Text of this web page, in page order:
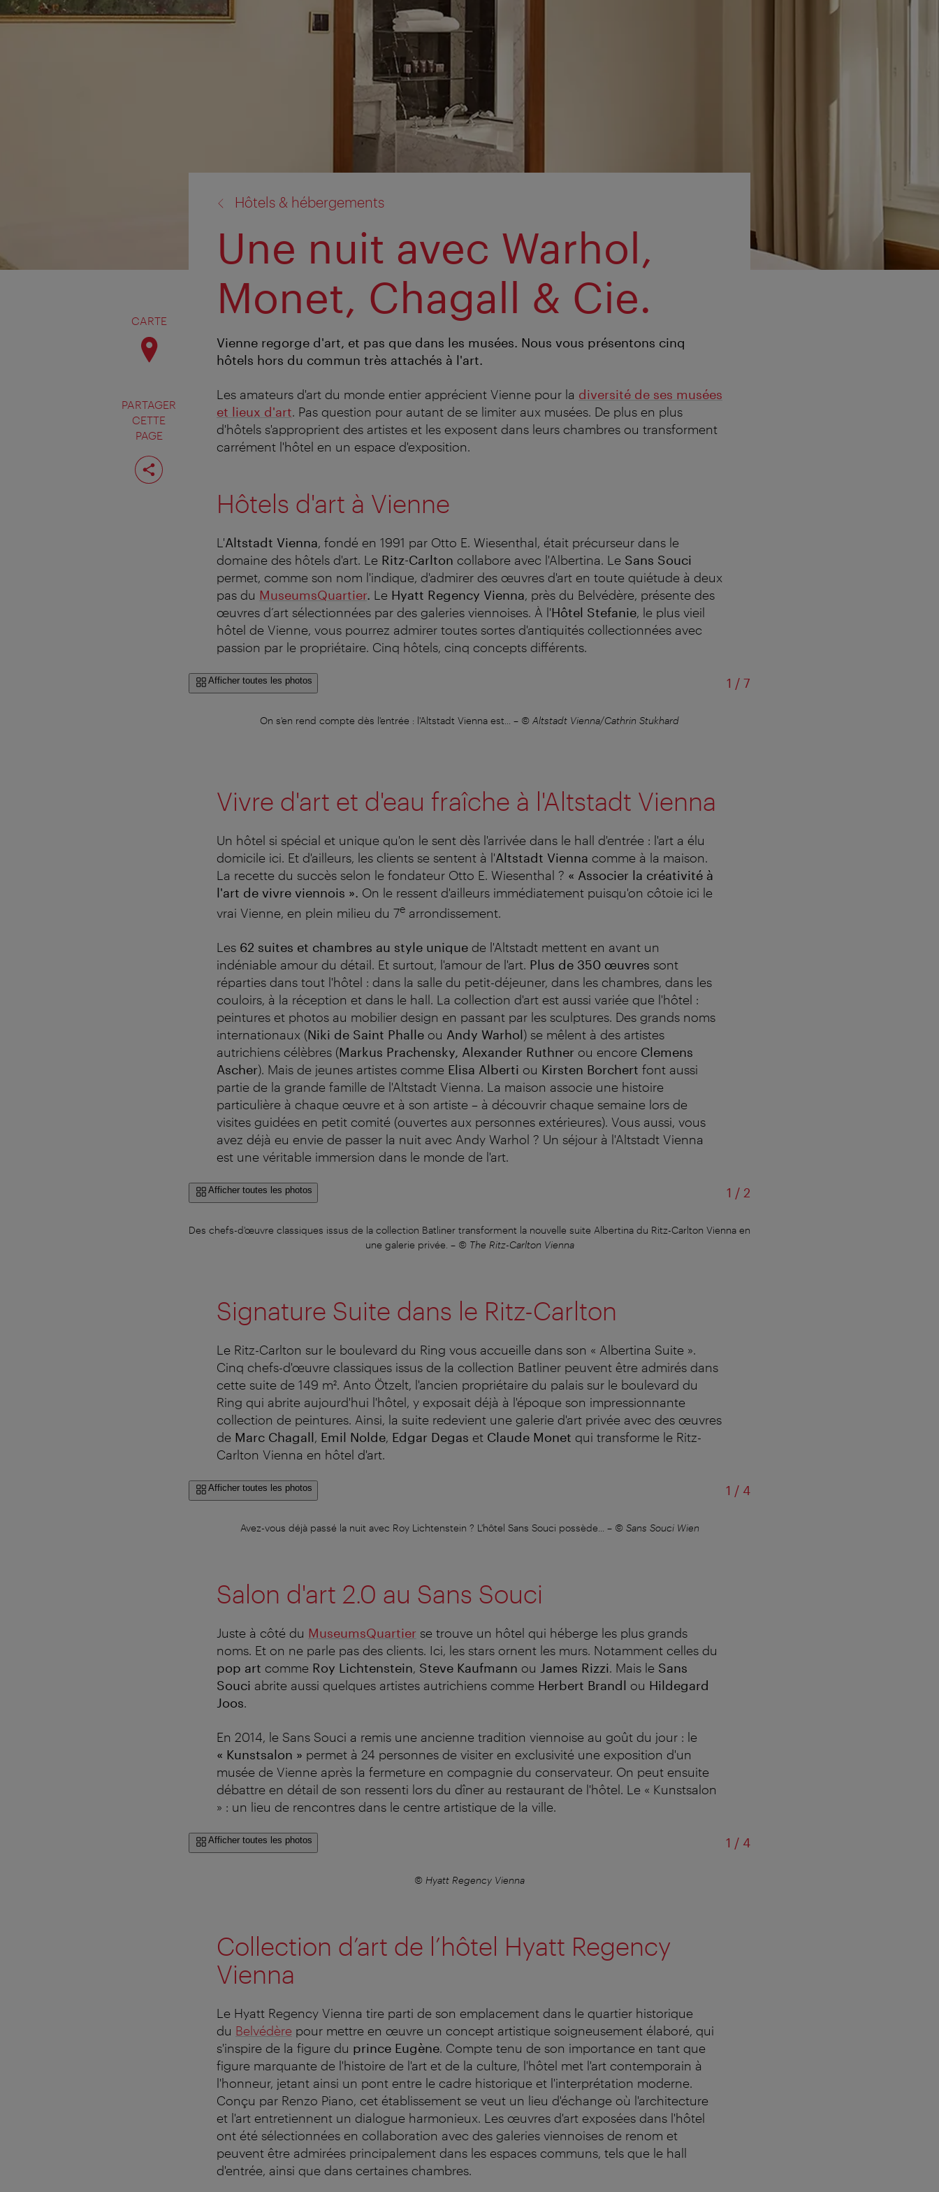
CARTE
PARTAGER
CETTE
PAGE
Partager
cette
page
Hôtels & hébergements
Une nuit avec Warhol,
Monet, Chagall & Cie.
Vienne regorge d'art, et pas que dans les musées. Nous vous présentons cinq
hôtels hors du commun très attachés à l'art.
Les amateurs d'art du monde entier apprécient Vienne pour la diversité de ses musées
et lieux d'art. Pas question pour autant de se limiter aux musées. De plus en plus
d'hôtels s'approprient des artistes et les exposent dans leurs chambres ou transforment
carrément l'hôtel en un espace d'exposition.
Hôtels d'art à Vienne
L'Altstadt Vienna, fondé en 1991 par Otto E. Wiesenthal, était précurseur dans le
domaine des hôtels d'art. Le Ritz-Carlton collabore avec l'Albertina. Le Sans Souci
permet, comme son nom l'indique, d'admirer des œuvres d'art en toute quiétude à deux
pas du MuseumsQuartier. Le Hyatt Regency Vienna, près du Belvédère, présente des
œuvres d’art sélectionnées par des galeries viennoises. À l'Hôtel Stefanie, le plus vieil
hôtel de Vienne, vous pourrez admirer toutes sortes d'antiquités collectionnées avec
passion par le propriétaire. Cinq hôtels, cinq concepts différents.
Afficher toutes les photos 1 /sur
7
On s'en rend compte dès l'entrée : l'Altstadt Vienna est... – © Altstadt Vienna/Cathrin Stukhard
Vivre d'art et d'eau fraîche à l'Altstadt Vienna
Un hôtel si spécial et unique qu'on le sent dès l'arrivée dans le hall d'entrée : l'art a élu
domicile ici. Et d'ailleurs, les clients se sentent à l'Altstadt Vienna comme à la maison.
La recette du succès selon le fondateur Otto E. Wiesenthal ? « Associer la créativité à
l'art de vivre viennois ». On le ressent d'ailleurs immédiatement puisqu'on côtoie ici le
vrai Vienne, en plein milieu du 7e arrondissement.
Les 62 suites et chambres au style unique de l'Altstadt mettent en avant un
indéniable amour du détail. Et surtout, l'amour de l'art. Plus de 350 œuvres sont
réparties dans tout l'hôtel : dans la salle du petit-déjeuner, dans les chambres, dans les
couloirs, à la réception et dans le hall. La collection d'art est aussi variée que l'hôtel :
peintures et photos au mobilier design en passant par les sculptures. Des grands noms
internationaux (Niki de Saint Phalle ou Andy Warhol) se mêlent à des artistes
autrichiens célèbres (Markus Prachensky, Alexander Ruthner ou encore Clemens
Ascher). Mais de jeunes artistes comme Elisa Alberti ou Kirsten Borchert font aussi
partie de la grande famille de l'Altstadt Vienna. La maison associe une histoire
particulière à chaque œuvre et à son artiste – à découvrir chaque semaine lors de
visites guidées en petit comité (ouvertes aux personnes extérieures). Vous aussi, vous
avez déjà eu envie de passer la nuit avec Andy Warhol ? Un séjour à l'Altstadt Vienna
est une véritable immersion dans le monde de l'art.
Afficher toutes les photos 1 /sur
2
Des chefs-d'œuvre classiques issus de la collection Batliner transforment la nouvelle suite Albertina du Ritz-Carlton Vienna en
une galerie privée. – © The Ritz-Carlton Vienna
Signature Suite dans le Ritz-Carlton
Le Ritz-Carlton sur le boulevard du Ring vous accueille dans son « Albertina Suite ».
Cinq chefs-d'œuvre classiques issus de la collection Batliner peuvent être admirés dans
cette suite de 149 m². Anto Ötzelt, l'ancien propriétaire du palais sur le boulevard du
Ring qui abrite aujourd'hui l'hôtel, y exposait déjà à l'époque son impressionnante
collection de peintures. Ainsi, la suite redevient une galerie d'art privée avec des œuvres
de Marc Chagall, Emil Nolde, Edgar Degas et Claude Monet qui transforme le Ritz-
Carlton Vienna en hôtel d'art.
Afficher toutes les photos 1 /sur
4
Avez-vous déjà passé la nuit avec Roy Lichtenstein ? L'hôtel Sans Souci possède... – © Sans Souci Wien
Salon d'art 2.0 au Sans Souci
Juste à côté du MuseumsQuartier se trouve un hôtel qui héberge les plus grands
noms. Et on ne parle pas des clients. Ici, les stars ornent les murs. Notamment celles du
pop art comme Roy Lichtenstein, Steve Kaufmann ou James Rizzi. Mais le Sans
Souci abrite aussi quelques artistes autrichiens comme Herbert Brandl ou Hildegard
Joos.
En 2014, le Sans Souci a remis une ancienne tradition viennoise au goût du jour : le
« Kunstsalon » permet à 24 personnes de visiter en exclusivité une exposition d'un
musée de Vienne après la fermeture en compagnie du conservateur. On peut ensuite
débattre en détail de son ressenti lors du dîner au restaurant de l'hôtel. Le « Kunstsalon
» : un lieu de rencontres dans le centre artistique de la ville.
Afficher toutes les photos 1 /sur
4
© Hyatt Regency Vienna
Collection d’art de l’hôtel Hyatt Regency
Vienna
Le Hyatt Regency Vienna tire parti de son emplacement dans le quartier historique
du Belvédère pour mettre en œuvre un concept artistique soigneusement élaboré, qui
s'inspire de la figure du prince Eugène. Compte tenu de son importance en tant que
figure marquante de l'histoire de l'art et de la culture, l'hôtel met l'art contemporain à
l'honneur, jetant ainsi un pont entre le cadre historique et l'interprétation moderne.
Conçu par Renzo Piano, cet établissement se veut un lieu d'échange où l'architecture
et l'art entretiennent un dialogue harmonieux. Les œuvres d'art exposées dans l'hôtel
ont été sélectionnées en collaboration avec des galeries viennoises de renom et
peuvent être admirées principalement dans les espaces communs, tels que le hall
d'entrée, ainsi que dans certaines chambres.